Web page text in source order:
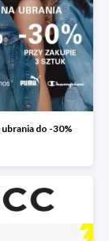
ubrania do -30%